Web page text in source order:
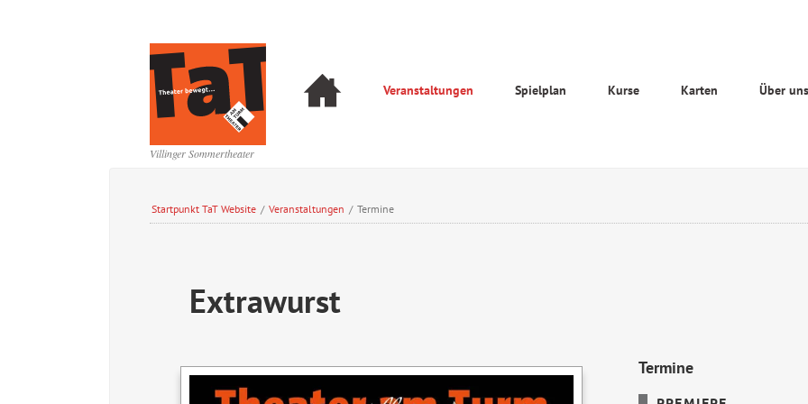
Villinger Sommertheater
Navigation
überspringen
Veranstaltungen Spielplan Kurse Karten Über uns
Startpunkt TaT Website / Veranstaltungen / Termine
Extrawurst
Termine